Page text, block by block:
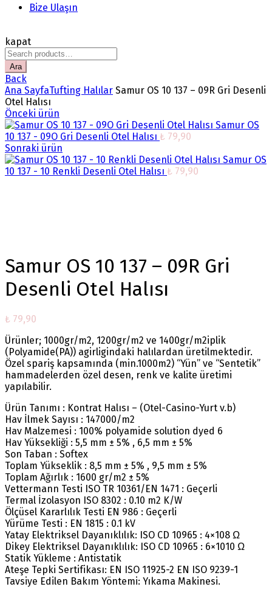
Bize Ulaşın
kapat
Search
for:
Ara
Back
Ana SayfaTufting Halılar Samur OS 10 137 – 09R Gri Desenli
Otel Halısı
Önceki ürün
Samur OS
10 137 - 09O Gri Desenli Otel Halısı ₺ 79,90
Sonraki ürün
Samur OS
10 137 - 10 Renkli Desenli Otel Halısı ₺ 79,90
Samur OS 10 137 – 09R Gri
Desenli Otel Halısı
₺ 79,90
Ürünler; 1000gr/m2, 1200gr/m2 ve 1400gr/m2iplik
(Polyamide(PA)) agirligindaki halılardan üretilmektedir.
Özel spariş kapsamında (min.1000m2) “Yün” ve “Sentetik”
hammadelerden özel desen, renk ve kalite üretimi
yapılabilir.
Ürün Tanımı : Kontrat Halısı – (Otel-Casino-Yurt v.b)
Hav İlmek Sayısı : 147000/m2
Hav Malzemesi : 100% polyamide solution dyed 6
Hav Yüksekliği : 5,5 mm ± 5% , 6,5 mm ± 5%
Son Taban : Softex
Toplam Yükseklik : 8,5 mm ± 5% , 9,5 mm ± 5%
Toplam Ağırlık : 1600 gr/m2 ± 5%
Vettermann Testi ISO TR 10361/EN 1471 : Geçerli
Termal İzolasyon ISO 8302 : 0.10 m2 K/W
Ölçüsel Kararlılık Testi EN 986 : Geçerli
Yürüme Testi : EN 1815 : 0.1 kV
Yatay Elektriksel Dayanıklılık: ISO CD 10965 : 4×108 Ω
Dikey Elektriksel Dayanıklılık: ISO CD 10965 : 6×1010 Ω
Statik Yükleme : Antistatik
Ateşe Tepki Sertifikası: EN ISO 11925-2 EN ISO 9239-1
Tavsiye Edilen Bakım Yöntemi: Yıkama Makinesi.